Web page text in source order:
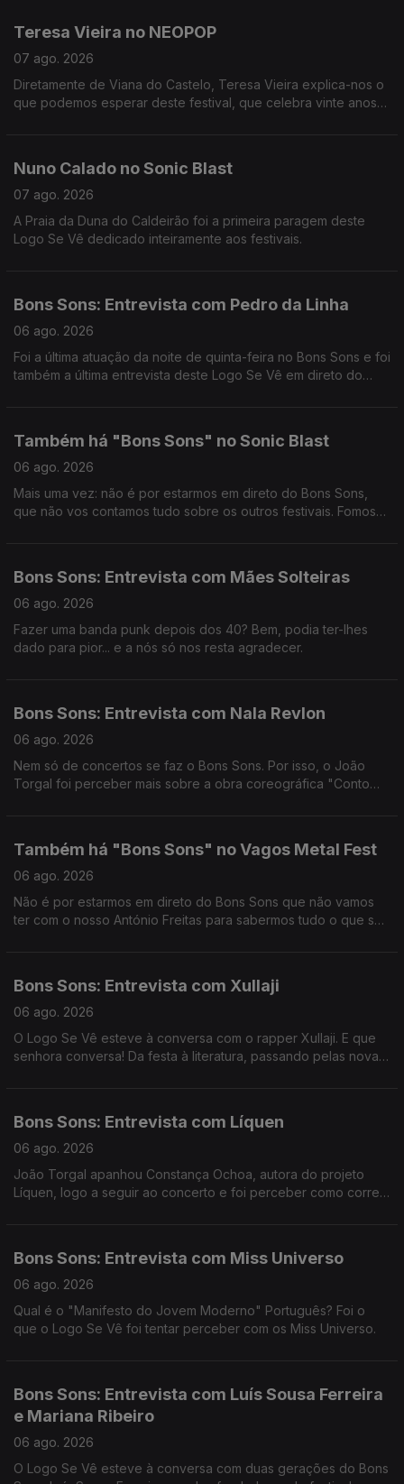
Teresa Vieira no NEOPOP
07 ago. 2026
Diretamente de Viana do Castelo, Teresa Vieira explica-nos o
que podemos esperar deste festival, que celebra vinte anos
Nuno Calado no Sonic Blast
07 ago. 2026
A Praia da Duna do Caldeirão foi a primeira paragem deste
Logo Se Vê dedicado inteiramente aos festivais.
Bons Sons: Entrevista com Pedro da Linha
06 ago. 2026
Foi a última atuação da noite de quinta-feira no Bons Sons e foi
também a última entrevista deste Logo Se Vê em direto do
Também há "Bons Sons" no Sonic Blast
06 ago. 2026
Mais uma vez: não é por estarmos em direto do Bons Sons,
que não vos contamos tudo sobre os outros festivais. Fomos
Bons Sons: Entrevista com Mães Solteiras
06 ago. 2026
Fazer uma banda punk depois dos 40? Bem, podia ter-lhes
dado para pior... e a nós só nos resta agradecer.
Bons Sons: Entrevista com Nala Revlon
06 ago. 2026
Nem só de concertos se faz o Bons Sons. Por isso, o João
Torgal foi perceber mais sobre a obra coreográfica "Conto
Também há "Bons Sons" no Vagos Metal Fest
06 ago. 2026
Não é por estarmos em direto do Bons Sons que não vamos
ter com o nosso António Freitas para sabermos tudo o que se
Bons Sons: Entrevista com Xullaji
06 ago. 2026
O Logo Se Vê esteve à conversa com o rapper Xullaji. E que
senhora conversa! Da festa à literatura, passando pelas novas
Bons Sons: Entrevista com Líquen
06 ago. 2026
João Torgal apanhou Constança Ochoa, autora do projeto
Líquen, logo a seguir ao concerto e foi perceber como correu
Bons Sons: Entrevista com Miss Universo
06 ago. 2026
Qual é o "Manifesto do Jovem Moderno" Português? Foi o
que o Logo Se Vê foi tentar perceber com os Miss Universo.
Bons Sons: Entrevista com Luís Sousa Ferreira
e Mariana Ribeiro
06 ago. 2026
O Logo Se Vê esteve à conversa com duas gerações do Bons